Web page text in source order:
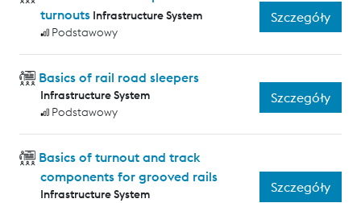
turnouts Infrastructure System
Podstawowy
Szczegóły
Basics of rail road sleepers
Infrastructure System
Podstawowy
Szczegóły
Basics of turnout and track
components for grooved rails
Infrastructure System
Szczegóły